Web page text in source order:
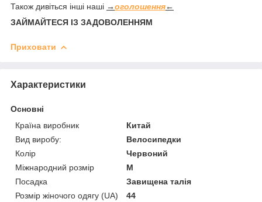
Також дивіться інші наші →оголошення←
ЗАЙМАЙТЕСЯ ІЗ ЗАДОВОЛЕННЯМ
Приховати
Характеристики
Основні
Країна виробник
Китай
Вид виробу:
Велосипедки
Колір
Червоний
Міжнародний розмір
M
Посадка
Завищена талія
Розмір жіночого одягу (UA)
44